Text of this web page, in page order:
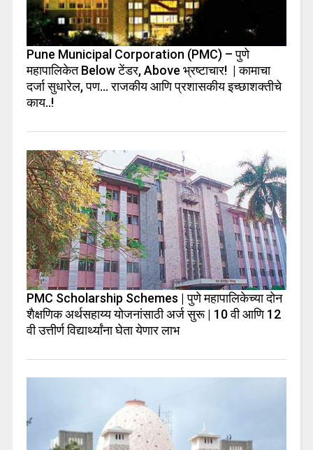
Pune Municipal Corporation (PMC) – पुणे
महापालिकेत Below टेंडर, Above भ्रष्टाचार! | कामाचा
दर्जा सुधारेल, पण… राजकीय आणि प्रशासकीय इच्छाशक्तीचे
काय..!
PMC Scholarship Schemes | पुणे महापालिकेच्या दोन
शैक्षणिक अर्थसहाय्य योजनांसाठी अर्ज सुरू | 10 वी आणि 12
वी उत्तीर्ण विद्यार्थ्यांना घेता येणार लाभ